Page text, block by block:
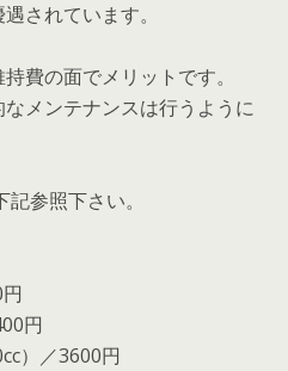
されています。
費の面でメリットです。
メンテナンスは行うように
参照下さい。
円
）／3600円